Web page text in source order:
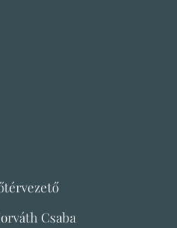
Csaba